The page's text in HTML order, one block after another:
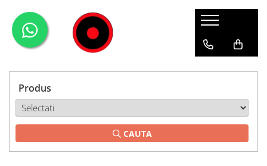
Genti Moto
Laterale
Rezervor
Genti impermeabile
Textil
Accesorii
GPS
Huse moto
PARBRIZ UNIVERSAL
Proiectoare
Echipamente
Geci
Pantaloni
WATERPROOF
Givi-Bike
Expirience
Urban
Produs
CAUTA